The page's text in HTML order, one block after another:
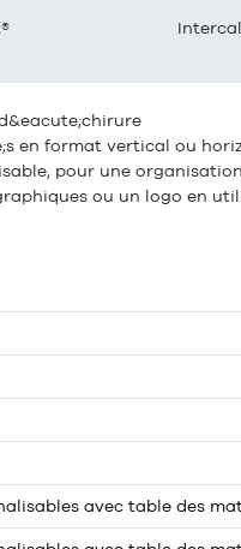
en format vertical ou
pour une
ou un logo en
avec table des